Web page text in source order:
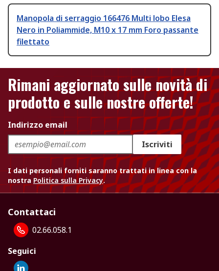
Manopola di serraggio 166476 Multi lobo Elesa
Nero in Poliammide, M10 x 17 mm Foro passante
filettato
Rimani aggiornato sulle novità di
prodotto e sulle nostre offerte!
Indirizzo email
Iscriviti
I dati personali forniti saranno trattati in linea con la
nostra Politica sulla Privacy.
Contattaci
02.66.058.1
Seguici